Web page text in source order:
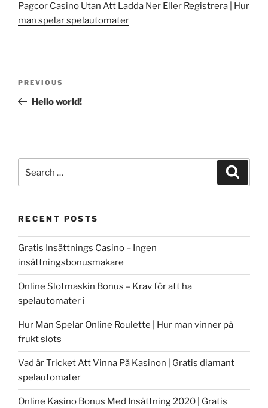
Pagcor Casino Utan Att Ladda Ner Eller Registrera | Hur
man spelar spelautomater
Previous
Post
PREVIOUS
Hello world!
for:
RECENT POSTS
Gratis Insättnings Casino – Ingen
insättningsbonusmakare
Online Slotmaskin Bonus – Krav för att ha
spelautomater i
Hur Man Spelar Online Roulette | Hur man vinner på
frukt slots
Vad är Tricket Att Vinna På Kasinon | Gratis diamant
spelautomater
Online Kasino Bonus Med Insättning 2020 | Gratis